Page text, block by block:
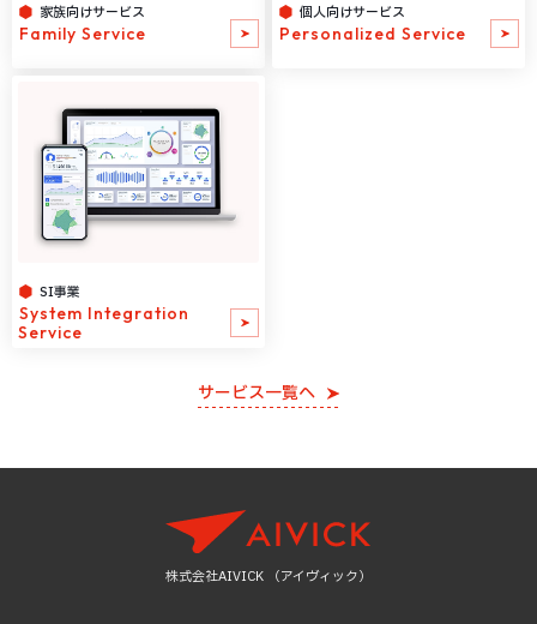
家族向けサービス
Family Service
個人向けサービス
Personalized Service
SI事業
System Integration
Service
サービス一覧へ
株式会社AIVICK （アイヴィック）